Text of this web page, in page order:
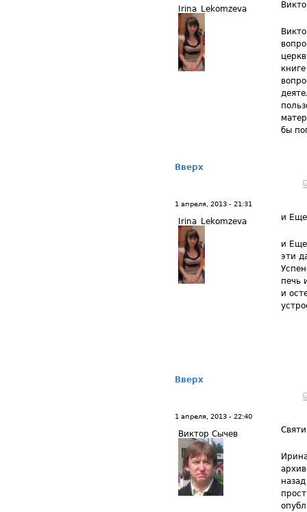
Irina_Lekomzeva
бы
Вверх
1 апреля, 2013 - 21:31
Irina_Lekomzeva и
и Еще
эти
печь
и
Вверх
1 апреля, 2013 - 22:40
Виктор Сычев